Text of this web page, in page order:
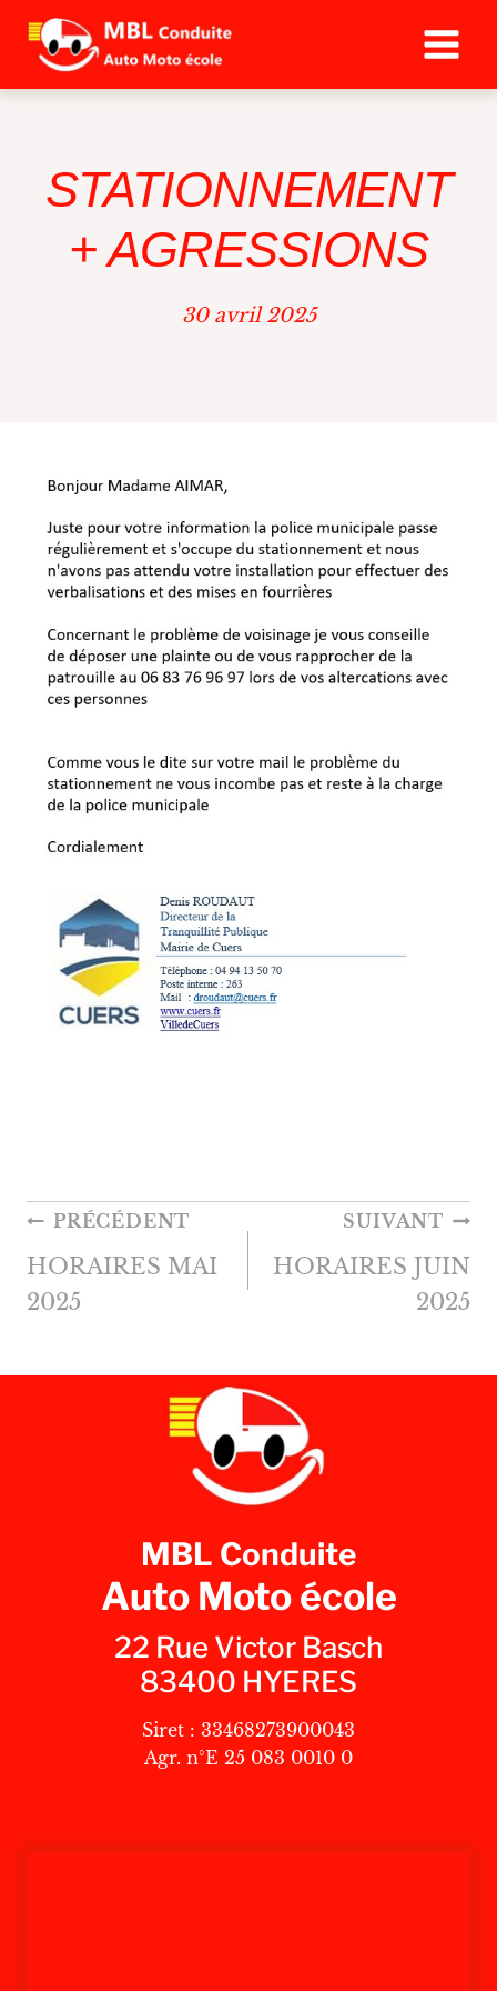
Aller
contenu
STATIONNEMENT
+ AGRESSIONS
30 avril 2025
NAVIGATION
DE
L’ARTICLE
PRÉCÉDENT
HORAIRES MAI
2025
SUIVANT
HORAIRES JUIN
2025
MBL Conduite
Auto Moto école
22 Rue Victor Basch
83400 HYERES
Siret : 33468273900043
Agr. n°E 25 083 0010 0